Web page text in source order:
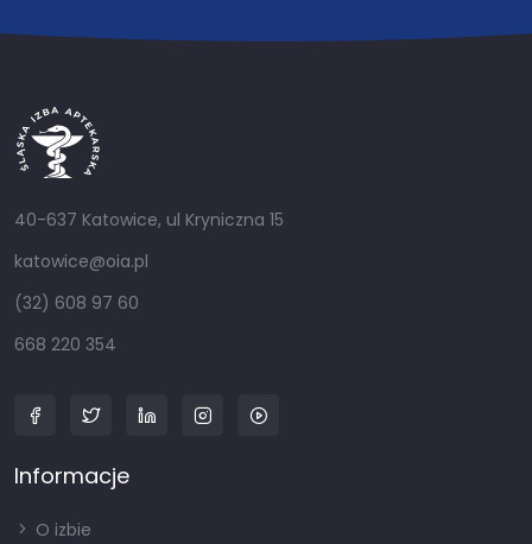
40-637 Katowice, ul Kryniczna 15
katowice@oia.pl
(32) 608 97 60
668 220 354
Informacje
O izbie